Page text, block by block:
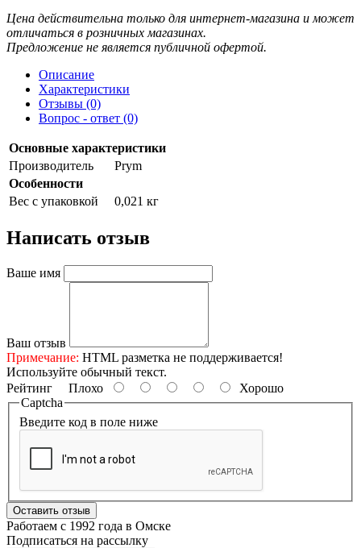
Цена действительна только для интернет-магазина и может
отличаться в розничных магазинах.
Предложение не является публичной офертой.
Описание
Характеристики
Отзывы (0)
Вопрос - ответ (0)
Основные характеристики
Производитель
Prym
Особенности
Вес с упаковкой
0,021 кг
Написать отзыв
Ваше имя
Ваш отзыв
Примечание: HTML разметка не поддерживается!
Используйте обычный текст.
Рейтинг Плохо
Хорошо
Captcha
Введите код в поле ниже
Оставить отзыв
Работаем с 1992 года в Омске
Подписаться на рассылку